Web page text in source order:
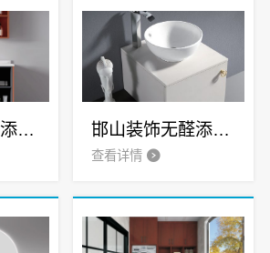
邯山装饰无醛添加邯郸至臻全宅新材料有限公司 邯山装饰无醛添加，至臻全宅健康守护
查看详情